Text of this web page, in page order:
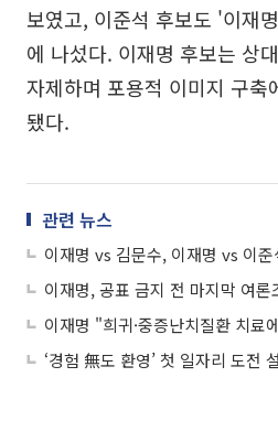
보였고, 이준석 후보도 '이재
에 나섰다. 이재명 후보는 상
자제하며 포용적 이미지 구축
됐다.
관련 뉴스
이재명, 공표 금지 전 마지막 여
이재명 "희귀·중증난치질환 치료
‘경험 無도 환영’ 첫 일자리 도전